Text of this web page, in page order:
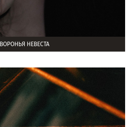
ВОРОНЬЯ НЕВЕСТА